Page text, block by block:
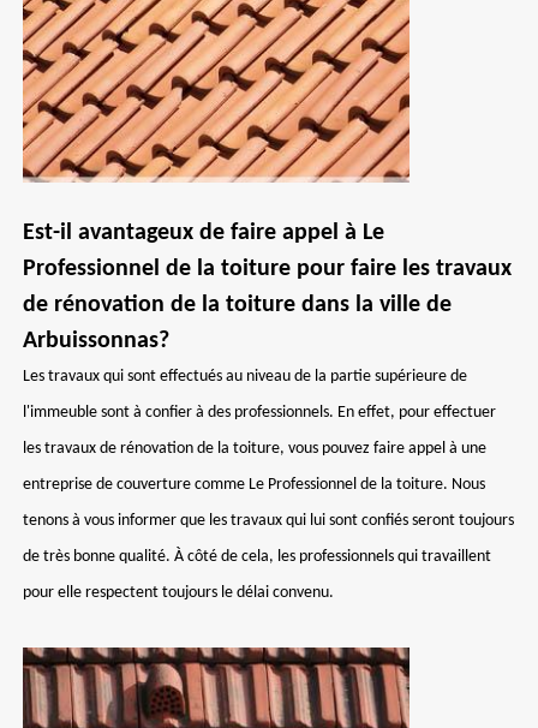
Est-il avantageux de faire appel à Le
Professionnel de la toiture pour faire les travaux
de rénovation de la toiture dans la ville de
Arbuissonnas?
Les travaux qui sont effectués au niveau de la partie supérieure de
l'immeuble sont à confier à des professionnels. En effet, pour effectuer
les travaux de rénovation de la toiture, vous pouvez faire appel à une
entreprise de couverture comme Le Professionnel de la toiture. Nous
tenons à vous informer que les travaux qui lui sont confiés seront toujours
de très bonne qualité. À côté de cela, les professionnels qui travaillent
pour elle respectent toujours le délai convenu.